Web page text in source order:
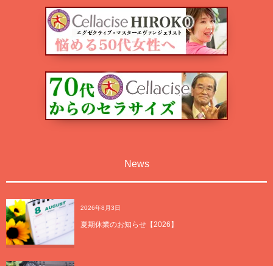
News
2026年8月3日
夏期休業のお知らせ【2026】